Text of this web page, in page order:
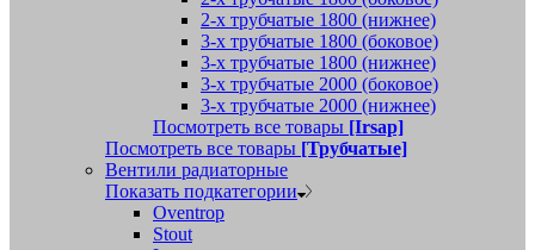
2-х трубчатые 1800 (нижнее)
3-х трубчатые 1800 (боковое)
3-х трубчатые 1800 (нижнее)
3-х трубчатые 2000 (боковое)
3-х трубчатые 2000 (нижнее)
Посмотреть все товары [Irsap]
Посмотреть все товары [Трубчатые]
Вентили радиаторные
Показать подкатегории
Oventrop
Stout